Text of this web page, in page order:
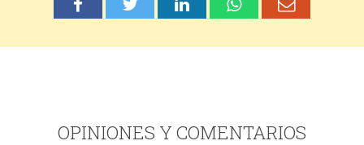
OPINIONES Y COMENTARIOS